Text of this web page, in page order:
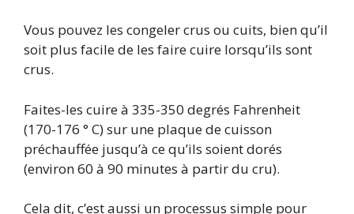
Vous pouvez les congeler crus ou cuits, bien qu’il
soit plus facile de les faire cuire lorsqu’ils sont
crus.
Faites-les cuire à 335-350 degrés Fahrenheit
(170-176 ° C) sur une plaque de cuisson
préchauffée jusqu’à ce qu’ils soient dorés
(environ 60 à 90 minutes à partir du cru).
Cela dit, c’est aussi un processus simple pour